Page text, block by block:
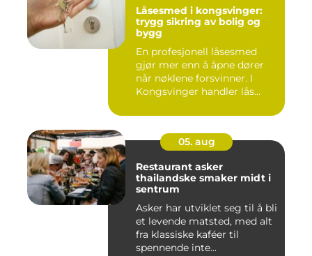
Låsesmed i kongsvinger:
trygg sikring av bolig og
bygg
En profesjonell låsesmed
gjør mer enn å åpne dører
når nøklene forsvinner. I
Kongsvinger handler lås...
05. aug
Restaurant asker
thailandske smaker midt i
sentrum
Asker har utviklet seg til å bli
et levende matsted, med alt
fra klassiske kaféer til
spennende inte...